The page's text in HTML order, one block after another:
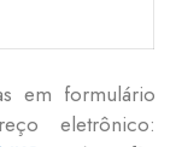
em formulário
eletrônico: